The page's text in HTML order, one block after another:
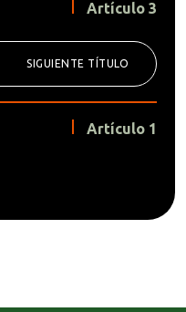
Artículo 3
SIGUIENTE TÍTULO
Artículo 1